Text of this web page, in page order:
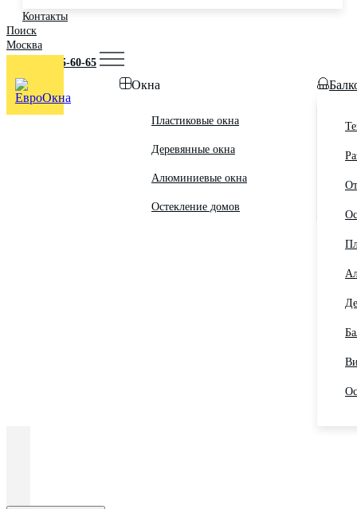
Контакты
Поиск
Москва
+7 (495) 725-60-65
Окна
Пластиковые окна
Деревянные окна
Алюминиевые окна
Остекление домов